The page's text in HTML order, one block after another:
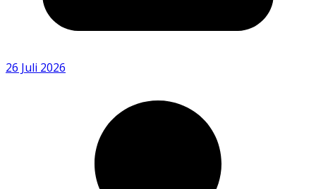
26 Juli 2026